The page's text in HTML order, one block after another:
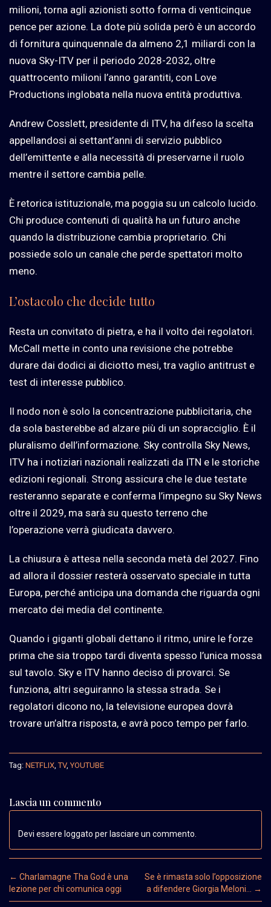
milioni, torna agli azionisti sotto forma di venticinque
pence per azione. La dote più solida però è un accordo
di fornitura quinquennale da almeno 2,1 miliardi con la
nuova Sky-ITV per il periodo 2028-2032, oltre
quattrocento milioni l’anno garantiti, con Love
Productions inglobata nella nuova entità produttiva.
Andrew Cosslett, presidente di ITV, ha difeso la scelta
appellandosi ai settant’anni di servizio pubblico
dell’emittente e alla necessità di preservarne il ruolo
mentre il settore cambia pelle.
È retorica istituzionale, ma poggia su un calcolo lucido.
Chi produce contenuti di qualità ha un futuro anche
quando la distribuzione cambia proprietario. Chi
possiede solo un canale che perde spettatori molto
meno.
L’ostacolo che decide tutto
Resta un convitato di pietra, e ha il volto dei regolatori.
McCall mette in conto una revisione che potrebbe
durare dai dodici ai diciotto mesi, tra vaglio antitrust e
test di interesse pubblico.
Il nodo non è solo la concentrazione pubblicitaria, che
da sola basterebbe ad alzare più di un sopracciglio. È il
pluralismo dell’informazione. Sky controlla Sky News,
ITV ha i notiziari nazionali realizzati da ITN e le storiche
edizioni regionali. Strong assicura che le due testate
resteranno separate e conferma l’impegno su Sky News
oltre il 2029, ma sarà su questo terreno che
l’operazione verrà giudicata davvero.
La chiusura è attesa nella seconda metà del 2027. Fino
ad allora il dossier resterà osservato speciale in tutta
Europa, perché anticipa una domanda che riguarda ogni
mercato dei media del continente.
Quando i giganti globali dettano il ritmo, unire le forze
prima che sia troppo tardi diventa spesso l’unica mossa
sul tavolo. Sky e ITV hanno deciso di provarci. Se
funziona, altri seguiranno la stessa strada. Se i
regolatori dicono no, la televisione europea dovrà
trovare un’altra risposta, e avrà poco tempo per farlo.
Tag: NETFLIX,TV,YOUTUBE
Lascia un commento
Devi essere loggato per lasciare un commento.
Post navigation
← Charlamagne Tha God è una
lezione per chi comunica oggi
Se è rimasta solo l’opposizione
a difendere Giorgia Meloni… →